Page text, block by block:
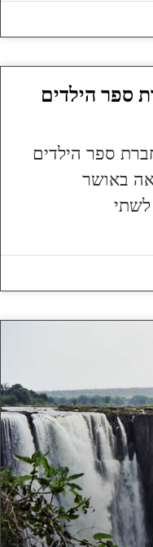
ספר הילדים
ספר הילדים
בת 62, נשואה באושר